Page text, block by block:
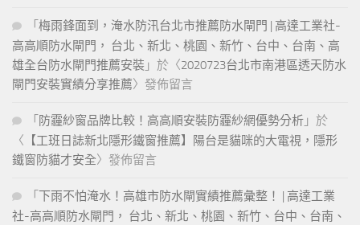
「 梅雨鋒面到，淹水防汛台北市推薦防水閘門 | 高達工業社-
高高順防水閘門， 台北、新北、桃園、新竹、台中、台南、高
雄全台防水閘門推薦安裝 」於〈2020723台北市南港區透天防水
閘門安裝實績分享推薦〉發佈留言
「 防霾紗窗品牌比較！高高順安裝防霾紗網優勢分析 」於
〈 【工班日誌新北隱形鐵窗推薦】陽台是貓咪的大電視，隱形
鐵窗防貓才安全〉發佈留言
「
下雨不怕淹水！高雄市防水閘實績推薦彙整！ | 高達工業
社-高高順防水閘門， 台北、新北、桃園、新竹、台中、台南、